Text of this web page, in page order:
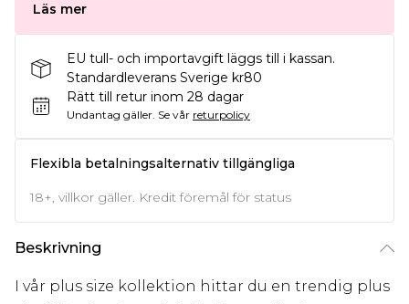
Läs mer
EU tull- och importavgift läggs till i kassan.
Standardleverans Sverige kr80
Rätt till retur inom 28 dagar
Undantag gäller. Se vår returpolicy
Flexibla betalningsalternativ tillgängliga
18+, villkor gäller. Kredit föremål för status
Beskrivning
I vår plus size kollektion hittar du en trendig plus